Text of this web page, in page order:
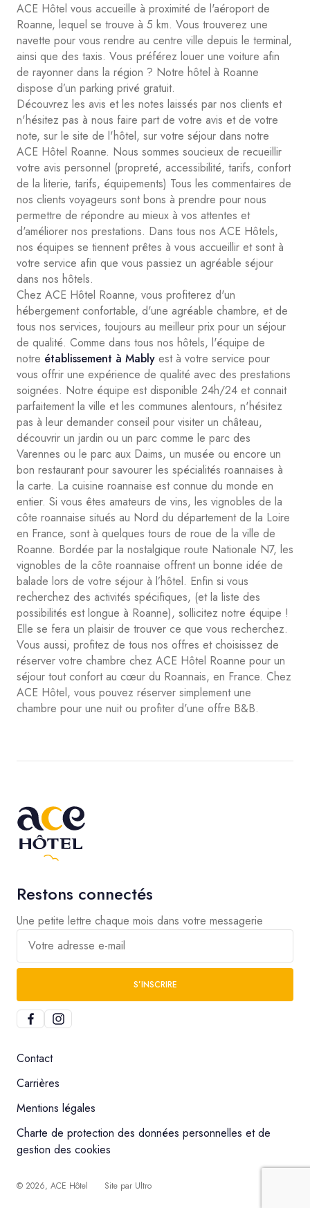
ACE Hôtel vous accueille à proximité de l'aéroport de
Roanne, lequel se trouve à 5 km. Vous trouverez une
navette pour vous rendre au centre ville depuis le terminal,
ainsi que des taxis. Vous préférez louer une voiture afin
de rayonner dans la région ? Notre hôtel à Roanne
dispose d’un parking privé gratuit.
Découvrez les avis et les notes laissés par nos clients et
n'hésitez pas à nous faire part de votre avis et de votre
note, sur le site de l'hôtel, sur votre séjour dans notre
ACE Hôtel Roanne. Nous sommes soucieux de recueillir
votre avis personnel (propreté, accessibilité, tarifs, confort
de la literie, tarifs, équipements) Tous les commentaires de
nos clients voyageurs sont bons à prendre pour nous
permettre de répondre au mieux à vos attentes et
d'améliorer nos prestations. Dans tous nos ACE Hôtels,
nos équipes se tiennent prêtes à vous accueillir et sont à
votre service afin que vous passiez un agréable séjour
dans nos hôtels.
Chez ACE Hôtel Roanne, vous profiterez d'un
hébergement confortable, d'une agréable chambre, et de
tous nos services, toujours au meilleur prix pour un séjour
de qualité. Comme dans tous nos hôtels, l'équipe de
notre établissement à Mably est à votre service pour
vous offrir une expérience de qualité avec des prestations
soignées. Notre équipe est disponible 24h/24 et connait
parfaitement la ville et les communes alentours, n'hésitez
pas à leur demander conseil pour visiter un château,
découvrir un jardin ou un parc comme le parc des
Varennes ou le parc aux Daims, un musée ou encore un
bon restaurant pour savourer les spécialités roannaises à
la carte. La cuisine roannaise est connue du monde en
entier. Si vous êtes amateurs de vins, les vignobles de la
côte roannaise situés au Nord du département de la Loire
en France, sont à quelques tours de roue de la ville de
Roanne. Bordée par la nostalgique route Nationale N7, les
vignobles de la côte roannaise offrent un bonne idée de
balade lors de votre séjour à l’hôtel. Enfin si vous
recherchez des activités spécifiques, (et la liste des
possibilités est longue à Roanne), sollicitez notre équipe !
Elle se fera un plaisir de trouver ce que vous recherchez.
Vous aussi, profitez de tous nos offres et choisissez de
réserver votre chambre chez ACE Hôtel Roanne pour un
séjour tout confort au cœur du Roannais, en France. Chez
ACE Hôtel, vous pouvez réserver simplement une
chambre pour une nuit ou profiter d'une offre B&B.
Restons connectés
Une petite lettre chaque mois dans votre messagerie
Votre adresse e-mail
S’INSCRIRE
Contact
Carrières
Mentions légales
Charte de protection des données personnelles et de
gestion des cookies
© 2026, ACE Hôtel Site par Ultro